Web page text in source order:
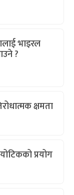
भाइरल
?
क्षमता
प्रयोग